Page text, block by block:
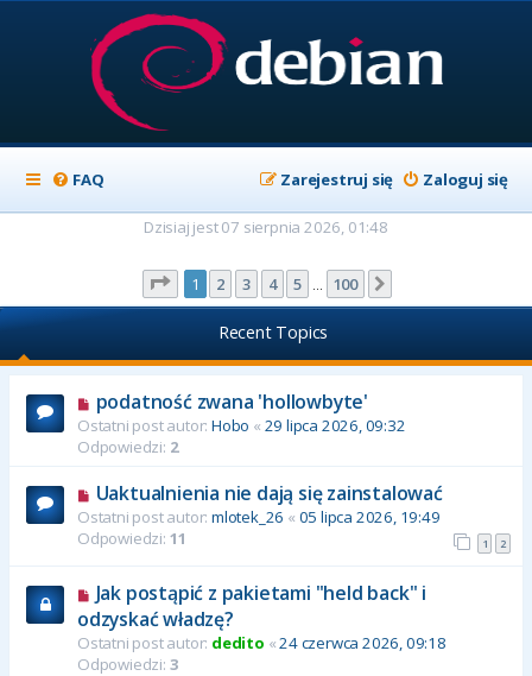
FAQ Zaloguj się
Zarejestruj się
Dzisiaj jest 07 sierpnia 2026, 01:48
Strona z100
1 2 3 4 5 100
Recent Topics
podatność zwana 'hollowbyte'
Ostatni post autor: Hobo « 29 lipca 2026, 09:32
Odpowiedzi: 2
Uaktualnienia nie dają się zainstalować
Ostatni post autor: mlotek_26 « 05 lipca 2026, 19:49
Odpowiedzi: 11 1 2
Jak postąpić z pakietami "held back" i
odzyskać władzę?
Ostatni post autor: dedito «24 czerwca 2026, 09:18
Odpowiedzi: 3